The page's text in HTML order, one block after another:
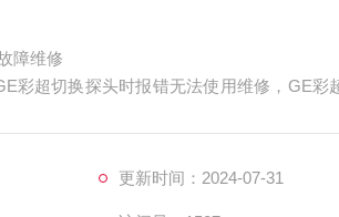
障维修
彩超切换探头时报错无法使用维修，GE彩
更新时间：2024-07-31